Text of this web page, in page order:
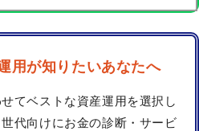
用が知りたいあなたへ
てベストな資産運用を選択し
代向けにお金の診断・サービ